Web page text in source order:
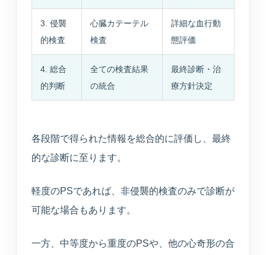
3. 侵襲
的検査
心臓カテーテル
検査
詳細な血行動
態評価
4. 総合
的判断
全ての検査結果
の統合
最終診断・治
療方針決定
各段階で得られた情報を総合的に評価し、最終
的な診断に至ります。
軽度のPSであれば、非侵襲的検査のみで診断が
可能な場合もあります。
一方、中等度から重度のPSや、他の心奇形の合